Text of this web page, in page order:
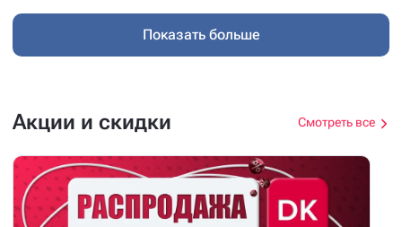
Показать больше
Акции и скидки Смотреть все